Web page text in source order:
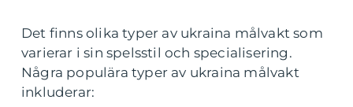
Det finns olika typer av ukraina målvakt som
varierar i sin spelsstil och specialisering.
Några populära typer av ukraina målvakt
inkluderar: